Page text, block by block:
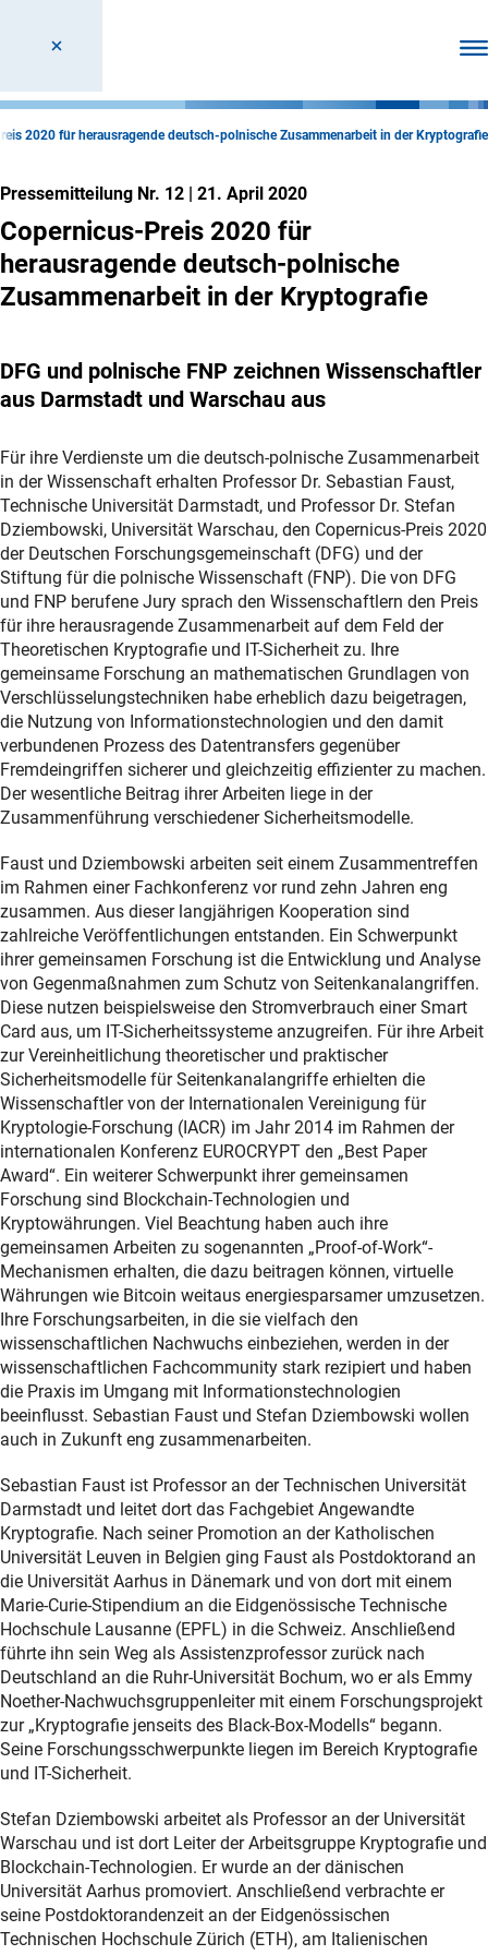
2020 für herausragende deutsch-polnische Zusammenarbeit in der Kryptografie
Pressemitteilung Nr. 12 | 21. April 2020
Copernicus-Preis 2020 für
herausragende deutsch-polnische
Zusammenarbeit in der Kryptografie
DFG und polnische FNP zeichnen Wissenschaftler
aus Darmstadt und Warschau aus
Für ihre Verdienste um die deutsch-polnische Zusammenarbeit
in der Wissenschaft erhalten Professor Dr. Sebastian Faust,
Technische Universität Darmstadt, und Professor Dr. Stefan
Dziembowski, Universität Warschau, den Copernicus-Preis 2020
der Deutschen Forschungsgemeinschaft (DFG) und der
Stiftung für die polnische Wissenschaft (FNP). Die von DFG
und FNP berufene Jury sprach den Wissenschaftlern den Preis
für ihre herausragende Zusammenarbeit auf dem Feld der
Theoretischen Kryptografie und IT-Sicherheit zu. Ihre
gemeinsame Forschung an mathematischen Grundlagen von
Verschlüsselungstechniken habe erheblich dazu beigetragen,
die Nutzung von Informationstechnologien und den damit
verbundenen Prozess des Datentransfers gegenüber
Fremdeingriffen sicherer und gleichzeitig effizienter zu machen.
Der wesentliche Beitrag ihrer Arbeiten liege in der
Zusammenführung verschiedener Sicherheitsmodelle.
Faust und Dziembowski arbeiten seit einem Zusammentreffen
im Rahmen einer Fachkonferenz vor rund zehn Jahren eng
zusammen. Aus dieser langjährigen Kooperation sind
zahlreiche Veröffentlichungen entstanden. Ein Schwerpunkt
ihrer gemeinsamen Forschung ist die Entwicklung und Analyse
von Gegenmaßnahmen zum Schutz von Seitenkanalangriffen.
Diese nutzen beispielsweise den Stromverbrauch einer Smart
Card aus, um IT-Sicherheitssysteme anzugreifen. Für ihre Arbeit
zur Vereinheitlichung theoretischer und praktischer
Sicherheitsmodelle für Seitenkanalangriffe erhielten die
Wissenschaftler von der Internationalen Vereinigung für
Kryptologie-Forschung (IACR) im Jahr 2014 im Rahmen der
internationalen Konferenz EUROCRYPT den „Best Paper
Award“. Ein weiterer Schwerpunkt ihrer gemeinsamen
Forschung sind Blockchain-Technologien und
Kryptowährungen. Viel Beachtung haben auch ihre
gemeinsamen Arbeiten zu sogenannten „Proof-of-Work“-
Mechanismen erhalten, die dazu beitragen können, virtuelle
Währungen wie Bitcoin weitaus energiesparsamer umzusetzen.
Ihre Forschungsarbeiten, in die sie vielfach den
wissenschaftlichen Nachwuchs einbeziehen, werden in der
wissenschaftlichen Fachcommunity stark rezipiert und haben
die Praxis im Umgang mit Informationstechnologien
beeinflusst. Sebastian Faust und Stefan Dziembowski wollen
auch in Zukunft eng zusammenarbeiten.
Sebastian Faust ist Professor an der Technischen Universität
Darmstadt und leitet dort das Fachgebiet Angewandte
Kryptografie. Nach seiner Promotion an der Katholischen
Universität Leuven in Belgien ging Faust als Postdoktorand an
die Universität Aarhus in Dänemark und von dort mit einem
Marie-Curie-Stipendium an die Eidgenössische Technische
Hochschule Lausanne (EPFL) in die Schweiz. Anschließend
führte ihn sein Weg als Assistenzprofessor zurück nach
Deutschland an die Ruhr-Universität Bochum, wo er als Emmy
Noether-Nachwuchsgruppenleiter mit einem Forschungsprojekt
zur „Kryptografie jenseits des Black-Box-Modells“ begann.
Seine Forschungsschwerpunkte liegen im Bereich Kryptografie
und IT-Sicherheit.
Stefan Dziembowski arbeitet als Professor an der Universität
Warschau und ist dort Leiter der Arbeitsgruppe Kryptografie und
Blockchain-Technologien. Er wurde an der dänischen
Universität Aarhus promoviert. Anschließend verbrachte er
seine Postdoktorandenzeit an der Eidgenössischen
Technischen Hochschule Zürich (ETH), am Italienischen